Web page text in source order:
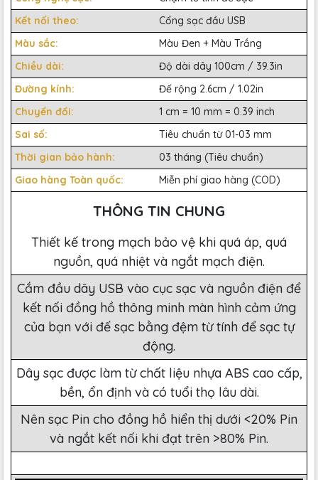
Kết nối theo:
Cổng sạc đầu USB
Màu sắc:
Màu Đen + Màu Trắng
Chiều dài:
Độ dài dây 100cm / 39.3in
Đường kính:
Đế rộng 2.6cm / 1.02in
Chuyển đổi:
1 cm = 10 mm = 0.39 inch
Sai số:
Tiêu chuẩn từ 01-03 mm
Thời gian bảo hành:
03 tháng (Tiêu chuẩn)
Giao hàng Toàn quốc:
Miễn phí giao hàng (COD)
THÔNG TIN CHUNG
Thiết kế trong mạch bảo vệ khi quá áp, quá
nguồn, quá nhiệt và ngắt mạch điện.
Cắm đầu dây USB vào cục sạc và nguồn điện để
kết nối đồng hồ thông minh màn hình cảm ứng
của bạn với đế sạc bằng đệm từ tính để sạc tự
động.
Dây sạc được làm từ chất liệu nhựa ABS cao cấp,
bền, ổn định và có tuổi thọ lâu dài.
Nên sạc Pin cho đồng hồ hiển thị dưới <20% Pin
và ngắt kết nối khi đạt trên >80% Pin.